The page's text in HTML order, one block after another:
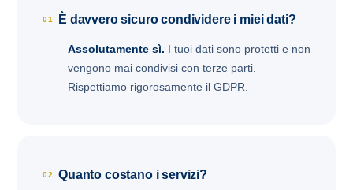
01 È davvero sicuro condividere i miei dati?
Assolutamente sì. I tuoi dati sono protetti e non
vengono mai condivisi con terze parti.
Rispettiamo rigorosamente il GDPR.
02 Quanto costano i servizi?